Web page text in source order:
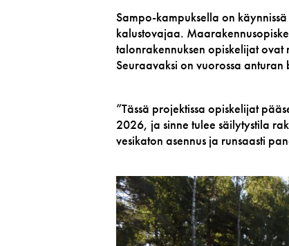
Sampo-kampuksella on
kalustovajaa.
talonrakennuksen opiskelijat
Seuraavaksi on vuorossa
”Tässä projektissa opiskelijat
2026, ja sinne tulee säilytystila
vesikaton asennus ja runsaasti